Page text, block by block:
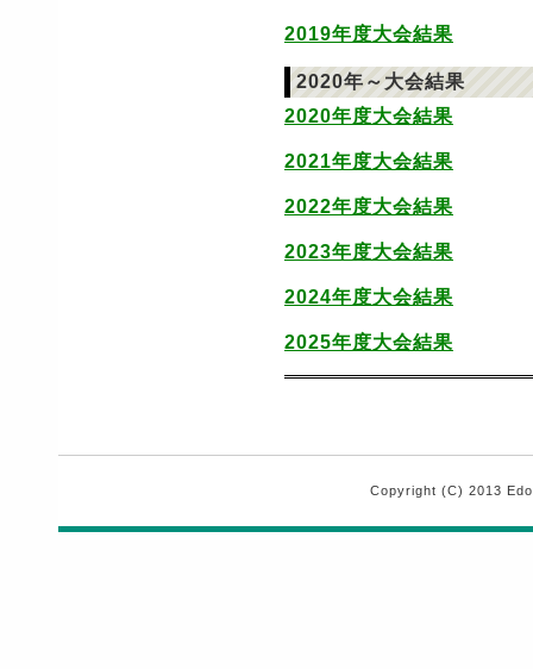
2019年度大会結果
2020年～大会結果
2020年度大会結果
2021年度大会結果
2022年度大会結果
2023年度大会結果
2024年度大会結果
2025年度大会結果
Copyright (C) 2013